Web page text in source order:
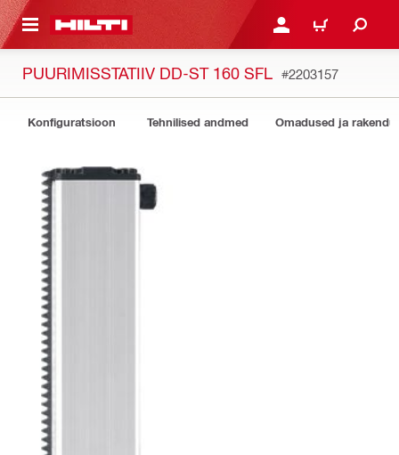
JUURDE LOGI SISSE VÕI
OSTUKORV
PUURIMISSTATIIV DD-ST 160 SFL #2203157
Konfiguratsioon Tehnilised andmed Omadused ja